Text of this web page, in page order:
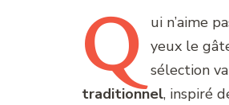
Q ui n’aime
yeux le
sélection
traditionnel, inspiré